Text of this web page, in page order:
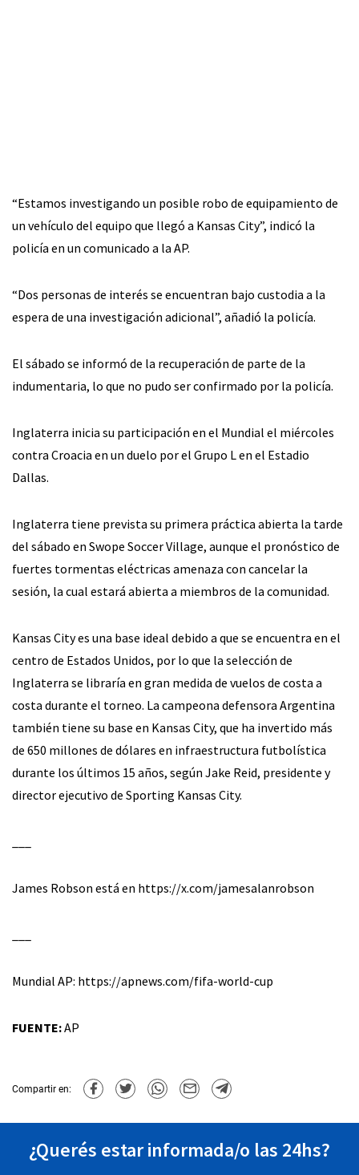
“Estamos investigando un posible robo de equipamiento de
un vehículo del equipo que llegó a Kansas City”, indicó la
policía en un comunicado a la AP.
“Dos personas de interés se encuentran bajo custodia a la
espera de una investigación adicional”, añadió la policía.
El sábado se informó de la recuperación de parte de la
indumentaria, lo que no pudo ser confirmado por la policía.
Inglaterra inicia su participación en el Mundial el miércoles
contra Croacia en un duelo por el Grupo L en el Estadio
Dallas.
Inglaterra tiene prevista su primera práctica abierta la tarde
del sábado en Swope Soccer Village, aunque el pronóstico de
fuertes tormentas eléctricas amenaza con cancelar la
sesión, la cual estará abierta a miembros de la comunidad.
Kansas City es una base ideal debido a que se encuentra en el
centro de Estados Unidos, por lo que la selección de
Inglaterra se libraría en gran medida de vuelos de costa a
costa durante el torneo. La campeona defensora Argentina
también tiene su base en Kansas City, que ha invertido más
de 650 millones de dólares en infraestructura futbolística
durante los últimos 15 años, según Jake Reid, presidente y
director ejecutivo de Sporting Kansas City.
James Robson está en https://x.com/jamesalanrobson
Mundial AP: https://apnews.com/fifa-world-cup
FUENTE:AP
Compartir en:
¿Querés estar informada/o las 24hs?